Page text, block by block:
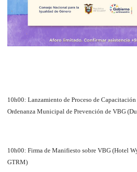
10h00: Lanzamiento de Proceso de
Ordenanza Municipal de Prevención de VBG
10h00: Firma de Manifiesto sobre VBG (Hotel
GTRM)